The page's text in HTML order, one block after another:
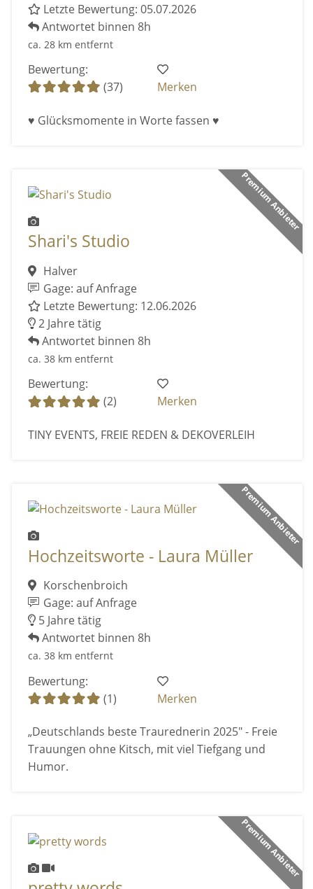
Letzte Bewertung: 05.07.2026
Antwortet binnen 8h
ca. 28 km entfernt
Bewertung:
(37)
Merken
♥ Glücksmomente in Worte fassen ♥
Premium Anbieter
Shari's Studio
Halver
Gage: auf Anfrage
Letzte Bewertung: 12.06.2026
2 Jahre tätig
Antwortet binnen 8h
ca. 38 km entfernt
Bewertung:
(2)
Merken
TINY EVENTS, FREIE REDEN & DEKOVERLEIH
Premium Anbieter
Hochzeitsworte - Laura Müller
Korschenbroich
Gage: auf Anfrage
5 Jahre tätig
Antwortet binnen 8h
ca. 38 km entfernt
Bewertung:
(1)
Merken
„Deutschlands beste Traurednerin 2025" - Freie
Trauungen ohne Kitsch, mit viel Tiefgang und
Humor.
Premium Anbieter